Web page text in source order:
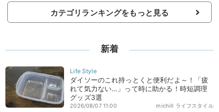
カテゴリランキングをもっと見る
新着
ダイソーのこれ持っとくと便利だよ～！「疲
れて気力ない…」って時に助かる！時短調理
グッズ3選
michill ライフスタイル
2026/08/07 11:00